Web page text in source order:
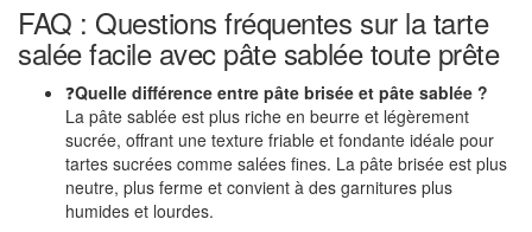
FAQ : Questions fréquentes sur la tarte
salée facile avec pâte sablée toute prête
❓Quelle différence entre pâte brisée et pâte sablée ?
La pâte sablée est plus riche en beurre et légèrement
sucrée, offrant une texture friable et fondante idéale pour
tartes sucrées comme salées fines. La pâte brisée est plus
neutre, plus ferme et convient à des garnitures plus
humides et lourdes.